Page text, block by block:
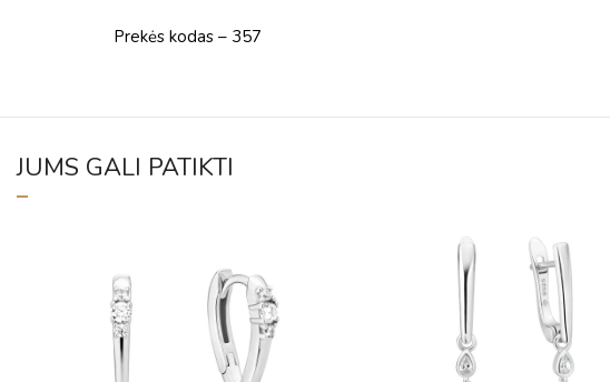
Prekės kodas – 357
JUMS GALI PATIKTI